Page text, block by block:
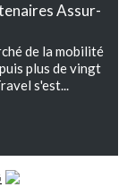
Assur-
de la mobilité
plus de vingt
s'est...